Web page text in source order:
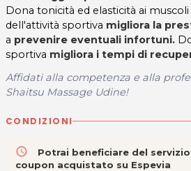
Dona tonicità ed elasticità ai muscoli
dell'attività sportiva migliora la
a prevenire eventuali infortuni.
sportiva migliora i tempi di
Affidati alla competenza e alla
Shaitsu Massage Udine!
CONDIZIONI
access_time
Potrai beneficiare del
coupon acquistato su Espevia